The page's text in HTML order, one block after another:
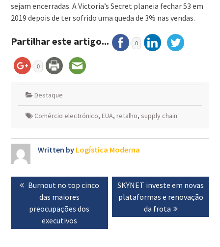
sejam encerradas. A Victoria’s Secret planeia fechar 53 em
2019 depois de ter sofrido uma queda de 3% nas vendas.
Partilhar este artigo... 0
0
Destaque
Comércio electrónico, EUA, retalho, supply chain
Written by Logística Moderna
Navegação
de
artigos
Previous
post:
Burnout no top cinco
das maiores
preocupações dos
executivos
Next
post:
SKYNET investe em novas
plataformas e renovação
da frota